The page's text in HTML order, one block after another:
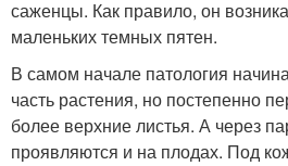
саженцы. Как правило, он
маленьких темных пятен.
В самом начале патология
часть растения, но постепенно
более верхние листья. А через
проявляются и на плодах. Под